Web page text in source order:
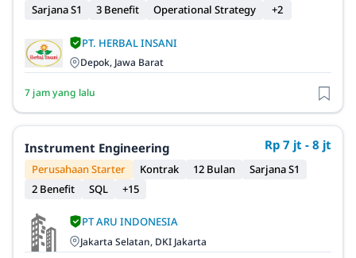
Sarjana S1
3 Benefit Operational Strategy +2
PT. HERBAL INSANI
Depok, Jawa Barat
7 jam yang lalu
Instrument Engineering Rp 7 jt - 8 jt
Perusahaan Starter Kontrak 12 Bulan
Sarjana S1
2 Benefit
SQL +15
PT ARU INDONESIA
Jakarta Selatan, DKI Jakarta